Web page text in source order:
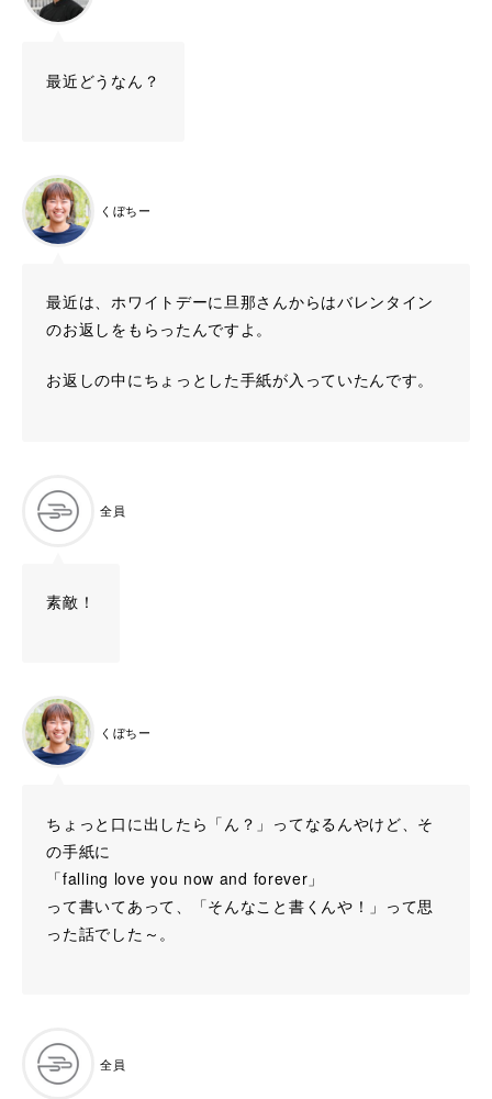
最近どうなん？
くぼちー
最近は、ホワイトデーに旦那さんからはバレンタイン
のお返しをもらったんですよ。
お返しの中にちょっとした手紙が入っていたんです。
全員
素敵！
くぼちー
ちょっと口に出したら「ん？」ってなるんやけど、そ
の手紙に
「falling love you now and forever」
って書いてあって、「そんなこと書くんや！」って思
った話でした～。
全員